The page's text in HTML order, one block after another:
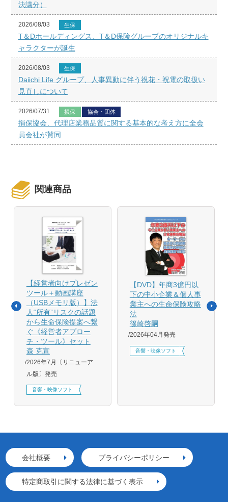
決議分）
2026/08/03 生保
T＆Dホールディングス、T＆D保険グループのオリジナルキ
ャラクターが誕生
2026/08/03 生保
Daiichi Life グループ、人事異動に伴う祝花・祝電の取扱い
見直しについて
2026/07/31 損保 協会・団体
損保協会、代理店業務品質に関する基本的な考え方に全会
員会社が賛同
関連商品
【経営者向けプレゼン
ツール＋動画講座
（USBメモリ版）】法
人“所有”リスクの話題
から生命保険提案へ繋
ぐ《経営者アプロー
チ・ツール》セット
森 克宣
2026年7月〔リニューア
ル版〕発売
音響・映像ソフト
【DVD】年商3億円以
下の中小企業＆個人事
業主への生命保険攻略
法
篠崎啓嗣
2026年04月発売
音響・映像ソフト
会社概要 プライバシーポリシー
特定商取引に関する法律に基づく表示